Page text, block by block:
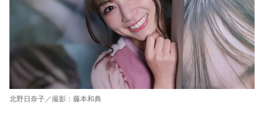
北野日奈子／撮影：藤本和典